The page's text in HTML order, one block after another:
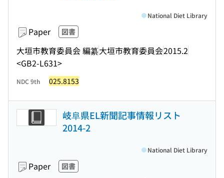
Paper 図書
大垣市教育委員会 編纂大垣市教育委員会2015.2
<GB2-L631>
National Diet Library
NDC 9th 025.8153
岐阜県EL新聞記事情報リスト
2014-2
Paper 図書
National Diet Library